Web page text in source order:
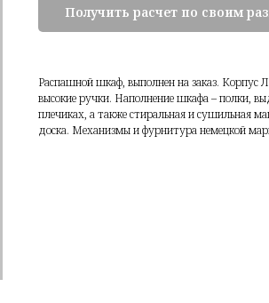
Получить расчет по своим
Распашной шкаф, выполнен на заказ.
высокие ручки. Наполнение шкафа – полки,
плечиках, а также стиральная и сушильная
доска. Механизмы и фурнитура немецкой